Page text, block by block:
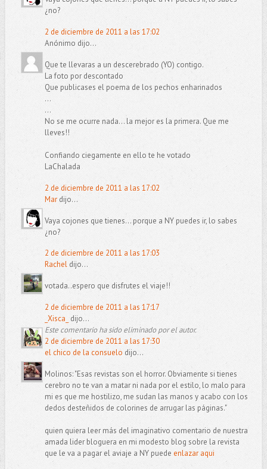
¿no?
2 de diciembre de 2011 a las 17:02
Anónimo dijo...
Que te llevaras a un descerebrado (YO) contigo.
La foto por descontado
Que publicases el poema de los pechos enharinados
...
...
No se me ocurre nada... la mejor es la primera. Que me
lleves!!
Confiando ciegamente en ello te he votado
LaChalada
2 de diciembre de 2011 a las 17:02
Mardijo...
Vaya cojones que tienes... porque a NY puedes ir, lo sabes
¿no?
2 de diciembre de 2011 a las 17:03
Racheldijo...
votada..espero que disfrutes el viaje!!
2 de diciembre de 2011 a las 17:17
_Xisca_ dijo...
Este comentario ha sido eliminado por el autor.
2 de diciembre de 2011 a las 17:30
el chico de la consuelo dijo...
Molinos: "Esas revistas son el horror. Obviamente si tienes
cerebro no te van a matar ni nada por el estilo, lo malo para
mi es que me hostilizo, me sudan las manos y acabo con los
dedos desteñidos de colorines de arrugar las páginas."
quien quiera leer más del imaginativo comentario de nuestra
amada lider bloguera en mi modesto blog sobre la revista
que le va a pagar el aviaje a NY puede enlazar aqui